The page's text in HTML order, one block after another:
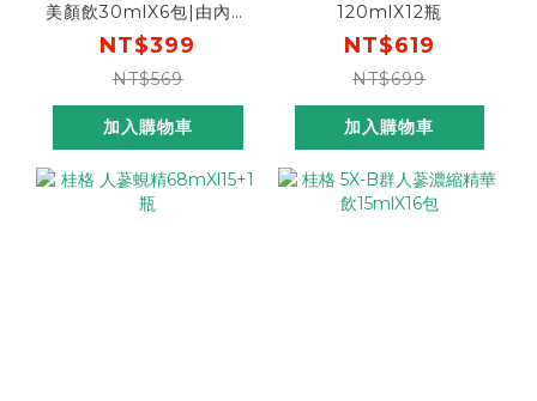
美顏飲30mlX6包|由內而
外煥發自然美顏力
NT$399
NT$569
加入購物車
120mlX12瓶
NT$619
NT$699
加入購物車